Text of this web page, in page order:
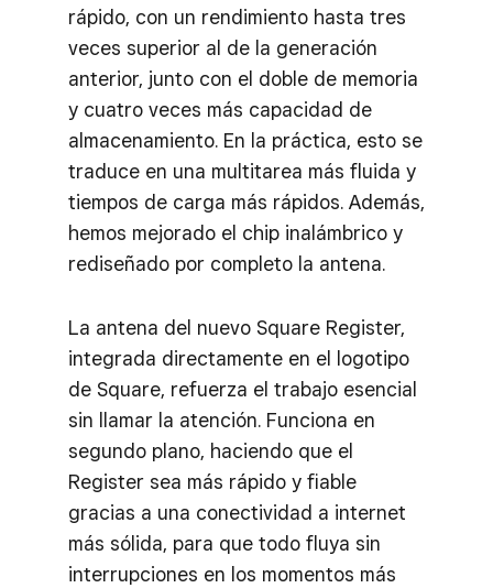
rápido, con un rendimiento hasta tres
veces superior al de la generación
anterior, junto con el doble de memoria
y cuatro veces más capacidad de
almacenamiento. En la práctica, esto se
traduce en una multitarea más fluida y
tiempos de carga más rápidos. Además,
hemos mejorado el chip inalámbrico y
rediseñado por completo la antena.
La antena del nuevo Square Register,
integrada directamente en el logotipo
de Square, refuerza el trabajo esencial
sin llamar la atención. Funciona en
segundo plano, haciendo que el
Register sea más rápido y fiable
gracias a una conectividad a internet
más sólida, para que todo fluya sin
interrupciones en los momentos más